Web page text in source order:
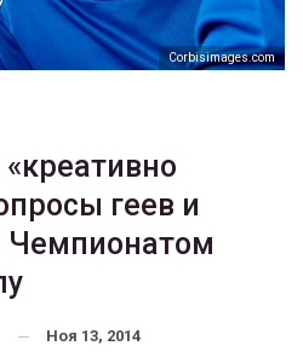
Corbisimages.com
геев и
Чемпионатом
Ноя 13, 2014